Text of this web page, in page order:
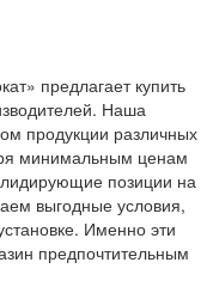
предлагает купить
Наша
продукции различных
минимальным ценам
позиции на
выгодные условия,
Именно эти
предпочтительным